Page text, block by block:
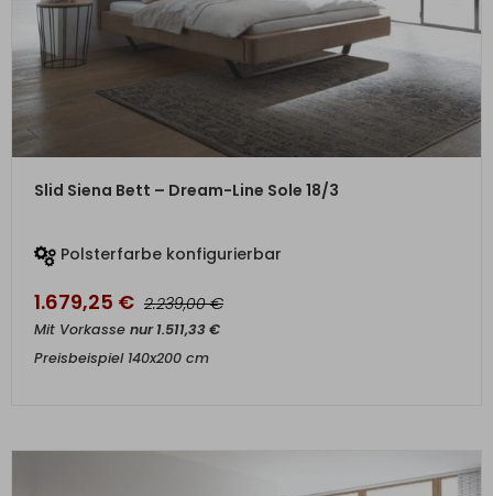
ZUM PRODUKT
Slid Siena Bett – Dream-Line Sole 18/3
Polsterfarbe konfigurierbar
1.679,25 € 2.239,00€
Mit Vorkasse nur1.511,33€
Preisbeispiel 140x200 cm